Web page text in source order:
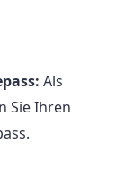
Als
Sie Ihren